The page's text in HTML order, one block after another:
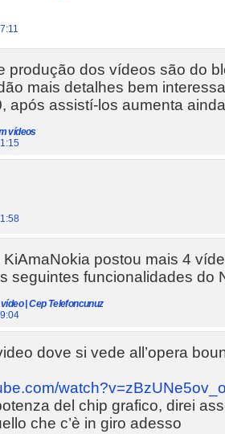
produção dos vídeos são do
mais detalhes bem
após assistí-los aumenta
vídeos
postou mais 4
seguintes funcionalidades do
| Cep Telefoncunuz
dove si vede all’opera
del chip grafico, direi
che c’è in giro adesso